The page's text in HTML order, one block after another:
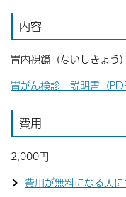
内容
胃内視鏡（ないしきょう
胃がん検診 説明書（
費用
2,000円
費用が無料になる人